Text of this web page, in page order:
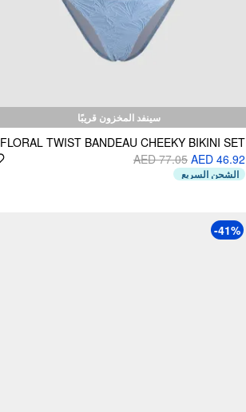
سينفد المخزون قريبًا
FLORAL TWIST BANDEAU CHEEKY BIKINI SET
AED 46.92
AED 77.05
الشحن السريع
-41%